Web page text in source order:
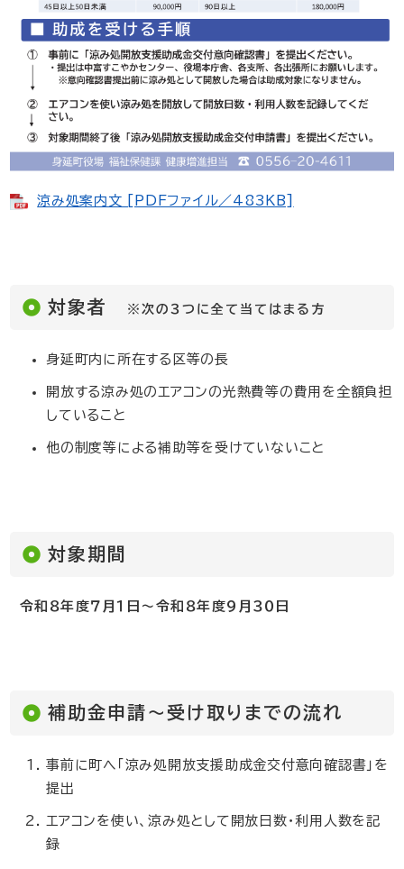
涼み処案内文 [PDFファイル／483KB]
対象者 ※次の３つに全て当てはまる方
身延町内に所在する区等の長
開放する涼み処のエアコンの光熱費等の費用を全額負担
していること
他の制度等による補助等を受けていないこと
対象期間
令和８年度７月１日～令和８年度９月３０日
補助金申請～受け取りまでの流れ
事前に町へ「涼み処開放支援助成金交付意向確認書」を
提出
エアコンを使い、涼み処として開放日数・利用人数を記
録